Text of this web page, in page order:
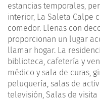
estancias temporales,
interior, La Saleta Calpe
comedor. Llenas con
proporcionan un lugar
llamar hogar. La
biblioteca, cafetería y
médico y sala de curas,
peluquería, salas de
televisión, Salas de